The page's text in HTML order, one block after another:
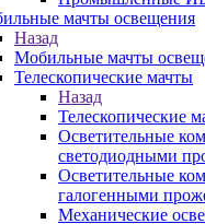
мачты освещения
Назад
Мобильные мачты
Телескопические мачты
Назад
Телескопические
Осветительные
светодиодными
Осветительные
галогенными
Механические